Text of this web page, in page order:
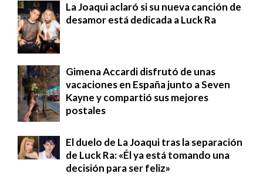
La Joaqui aclaró si su nueva canción de
desamor está dedicada a Luck Ra
Gimena Accardi disfrutó de unas
vacaciones en España junto a Seven
Kayne y compartió sus mejores
postales
El duelo de La Joaqui tras la separación
de Luck Ra: «Él ya está tomando una
decisión para ser feliz»